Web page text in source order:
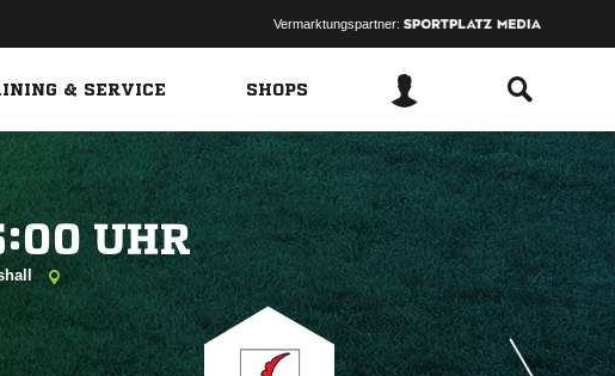
Vermarktungspartner:
& SERVICE SHOPS
